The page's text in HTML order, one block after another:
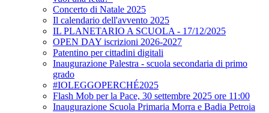
Concerto di Natale 2025
Il calendario dell'avvento 2025
IL PLANETARIO A SCUOLA - 17/12/2025
OPEN DAY iscrizioni 2026-2027
Patentino per cittadini digitali
Inaugurazione Palestra - scuola secondaria di primo
grado
#IOLEGGOPERCHÉ2025
Flash Mob per la Pace, 30 settembre 2025 ore 11:00
Inaugurazione Scuola Primaria Morra e Badia Petroia